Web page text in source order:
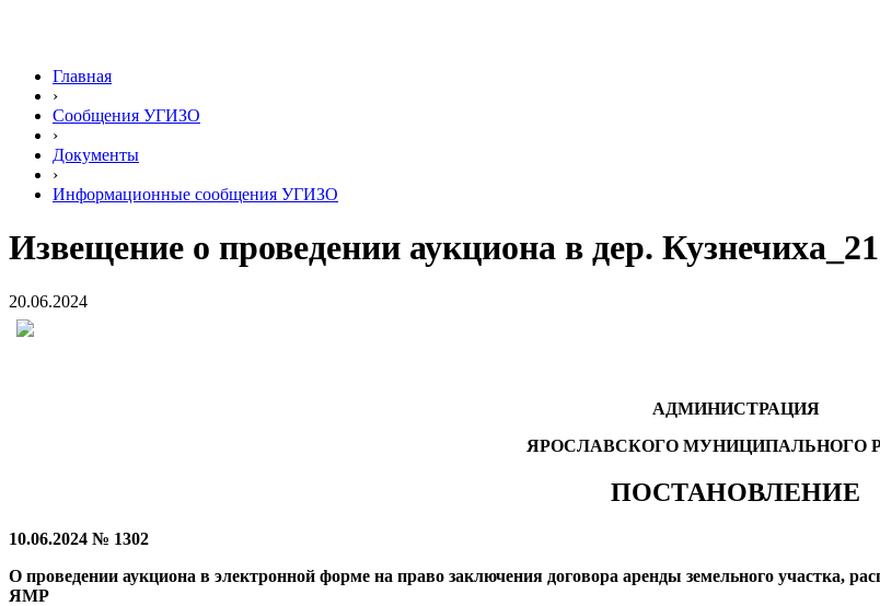
Главная
›
Сообщения УГИЗО
›
Документы
›
Информационные сообщения УГИЗО
Извещение о проведении аукциона в дер.
20.06.2024
АДМИНИСТРАЦИЯ
ЯРОСЛАВСКОГО МУНИЦИПАЛЬНОГО
ПОСТАНОВЛЕНИЕ
10.06.2024 № 1302
О проведении аукциона в электронной форме на право заключения договора аренды земельного участка,
ЯМР